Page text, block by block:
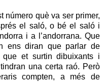
número què va ser primer,
el saló, o bé el saló i
i a l’andorrana. Que
ens diran que parlar de
et surtin dibuixants i
una certa raó. Però
compten, a més de